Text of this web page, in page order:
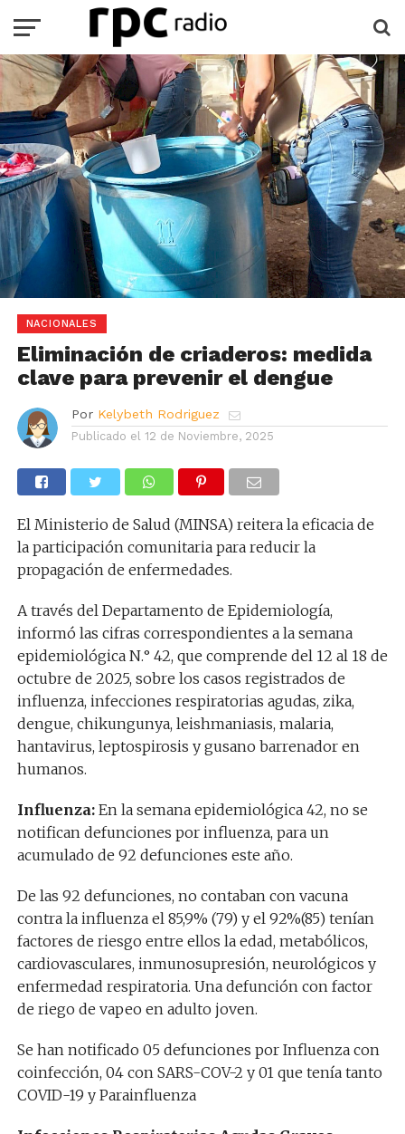
NACIONALES
Eliminación de criaderos: medida
clave para prevenir el dengue
Por Kelybeth Rodriguez
Publicado el 12 de Noviembre, 2025
El Ministerio de Salud (MINSA) reitera la eficacia de
la participación comunitaria para reducir la
propagación de enfermedades.
A través del Departamento de Epidemiología,
informó las cifras correspondientes a la semana
epidemiológica N.° 42, que comprende del 12 al 18 de
octubre de 2025, sobre los casos registrados de
influenza, infecciones respiratorias agudas, zika,
dengue, chikungunya, leishmaniasis, malaria,
hantavirus, leptospirosis y gusano barrenador en
humanos.
Influenza:En la semana epidemiológica 42, no se
notifican defunciones por influenza, para un
acumulado de 92 defunciones este año.
De las 92 defunciones, no contaban con vacuna
contra la influenza el 85,9% (79) y el 92%(85) tenían
factores de riesgo entre ellos la edad, metabólicos,
cardiovasculares, inmunosupresión, neurológicos y
enfermedad respiratoria. Una defunción con factor
de riego de vapeo en adulto joven.
Se han notificado 05 defunciones por Influenza con
coinfección, 04 con SARS-COV-2 y 01 que tenía tanto
COVID-19 y Parainfluenza